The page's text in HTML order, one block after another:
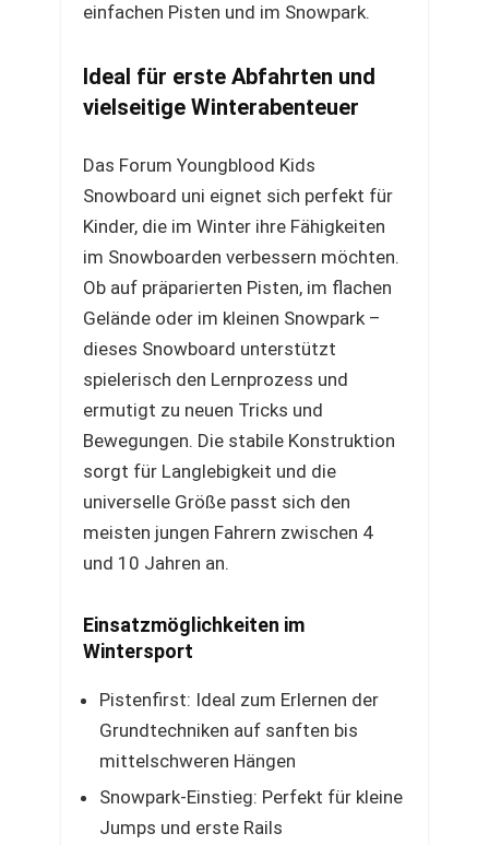
einfachen Pisten und im Snowpark.
Ideal für erste Abfahrten und
vielseitige Winterabenteuer
Das Forum Youngblood Kids
Snowboard uni eignet sich perfekt für
Kinder, die im Winter ihre Fähigkeiten
im Snowboarden verbessern möchten.
Ob auf präparierten Pisten, im flachen
Gelände oder im kleinen Snowpark –
dieses Snowboard unterstützt
spielerisch den Lernprozess und
ermutigt zu neuen Tricks und
Bewegungen. Die stabile Konstruktion
sorgt für Langlebigkeit und die
universelle Größe passt sich den
meisten jungen Fahrern zwischen 4
und 10 Jahren an.
Einsatzmöglichkeiten im
Wintersport
Pistenfirst: Ideal zum Erlernen der
Grundtechniken auf sanften bis
mittelschweren Hängen
Snowpark-Einstieg: Perfekt für kleine
Jumps und erste Rails